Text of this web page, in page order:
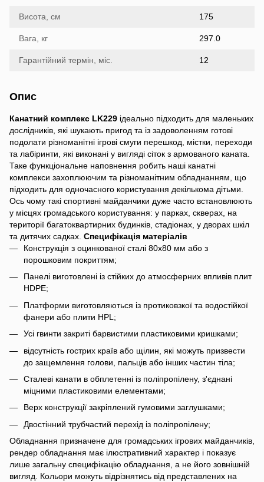
Висота, см 175
Вага, кг 297.0
Гарантійний термін, міс. 12
Опис
Канатний комплекс LK229 ідеально підходить для маленьких
дослідників, які шукають пригод та із задоволенням готові
подолати різноманітні ігрові смуги перешкод, містки, переходи
та лабіринти, які виконані у вигляді сіток з армованого каната.
Таке функціональне наповнення робить наші канатні
комплекси захоплюючим та різноманітним обладнанням, що
підходить для одночасного користування декількома дітьми.
Ось чому такі спортивні майданчики дуже часто встановлюють
у місцях громадського користування: у парках, скверах, на
території багатоквартирних будинків, стадіонах, у дворах шкіл
та дитячих садках. Специфікація матеріалів
Конструкція з оцинкованої сталі 80х80 мм або з
порошковим покриттям;
Панелі виготовлені із стійких до атмосферних впливів плит
HDPE;
Платформи виготовляються із протиковзкої та водостійкої
фанери або плити HPL;
Усі гвинти закриті барвистими пластиковими кришками;
відсутність гострих країв або щілин, які можуть призвести
до защемлення голови, пальців або інших частин тіла;
Сталеві канати в обплетенні із поліпропілену, з'єднані
міцними пластиковими елементами;
Верх конструкції закріплений гумовими заглушками;
Двостінний трубчастий перехід із поліпропілену;
Обладнання призначене для громадських ігрових майданчиків,
рендер обладнання має ілюстративний характер і показує
лише загальну специфікацію обладнання, а не його зовнішній
вигляд. Кольори можуть відрізнятись від представлених на